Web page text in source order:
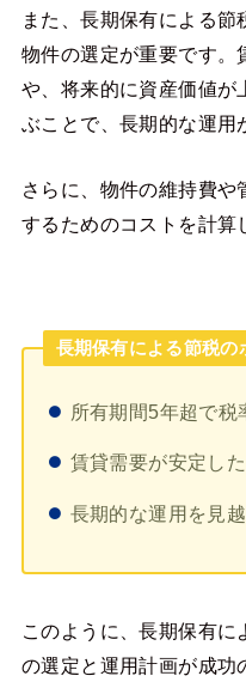
また、長期保有による節
物件の選定が重要です。
や、将来的に資産価値が
ぶことで、長期的な運用
さらに、物件の維持費
するためのコストを計算
長期保有による節税の
所有期間5年超で税
賃貸需要が安定し
長期的な運用を見
このように、長期保有
の選定と運用計画が成功